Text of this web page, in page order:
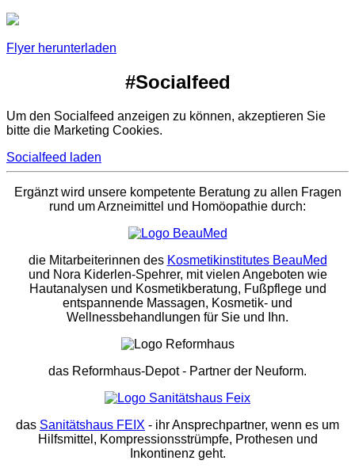
Flyer herunterladen
#Socialfeed
Um den Socialfeed anzeigen zu können, akzeptieren Sie
bitte die Marketing Cookies.
Socialfeed laden
Ergänzt wird unsere kompetente Beratung zu allen Fragen
rund um Arzneimittel und Homöopathie durch:
die Mitarbeiterinnen des Kosmetikinstitutes BeauMed
und Nora Kiderlen-Spehrer, mit vielen Angeboten wie
Hautanalysen und Kosmetikberatung, Fußpflege und
entspannende Massagen, Kosmetik- und
Wellnessbehandlungen für Sie und Ihn.
das Reformhaus-Depot- Partner der Neuform.
das Sanitätshaus FEIX - ihr Ansprechpartner, wenn es um
Hilfsmittel, Kompressionsstrümpfe, Prothesen und
Inkontinenz geht.